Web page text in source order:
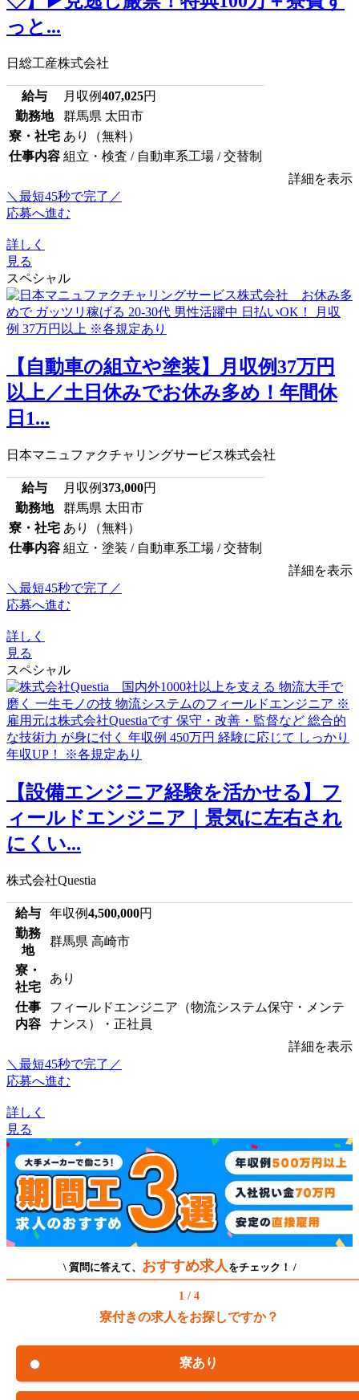
っと...
日総工産株式会社
給与 月収例407,025円
勤務地
群馬県 太田市
寮・社宅 あり（無料）
仕事内容 組立・検査 / 自動車系工場 / 交替制
詳細を表示
＼最短45秒で完了／
応募へ進む
詳しく
見る
スペシャル
【自動車の組立や塗装】月収例37万円
以上／土日休みでお休み多め！年間休
日1...
日本マニュファクチャリングサービス株式会社
給与 月収例373,000円
勤務地
群馬県 太田市
寮・社宅 あり（無料）
仕事内容 組立・塗装 / 自動車系工場 / 交替制
詳細を表示
＼最短45秒で完了／
応募へ進む
詳しく
見る
スペシャル
【設備エンジニア経験を活かせる】フ
ィールドエンジニア｜景気に左右され
にくい...
株式会社Questia
給与 年収例4,500,000円
勤務
地
群馬県 高崎市
寮・
社宅
あり
仕事
内容
フィールドエンジニア（物流システム保守・メンテ
ナンス）・正社員
詳細を表示
＼最短45秒で完了／
応募へ進む
詳しく
見る
\ 質問に答えて、 おすすめ求人 をチェック！ /
1 / 4
寮付きの求人をお探しですか？
寮あり